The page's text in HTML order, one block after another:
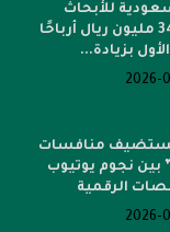
للأبحاث
والإعلام تحقق 34.8 مليون ريال أرباحًا
بزيادة...
2026-
يستضيف منافسات
نجوم يوتيوب
الرقمية
2026-